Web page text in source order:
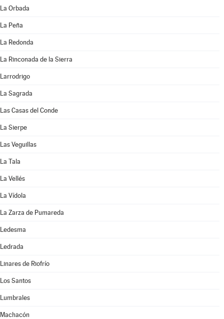
La Orbada
La Peña
La Redonda
La Rinconada de la Sierra
Larrodrigo
La Sagrada
Las Casas del Conde
La Sierpe
Las Veguillas
La Tala
La Vellés
La Vídola
La Zarza de Pumareda
Ledesma
Ledrada
Linares de Riofrío
Los Santos
Lumbrales
Machacón